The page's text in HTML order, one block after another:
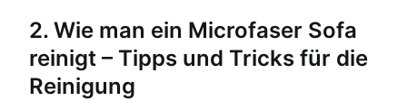
2. Wie man ein Microfaser Sofa
reinigt – Tipps und Tricks für die
Reinigung